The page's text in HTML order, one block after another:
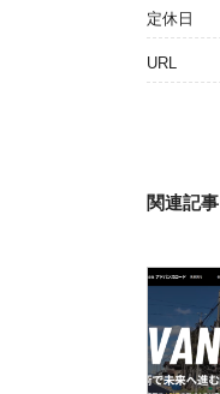
定休日
URL
関連記事